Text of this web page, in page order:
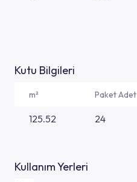
Kutu Bilgileri
m² Paket Adet
125.52 24
Kullanım Yerleri